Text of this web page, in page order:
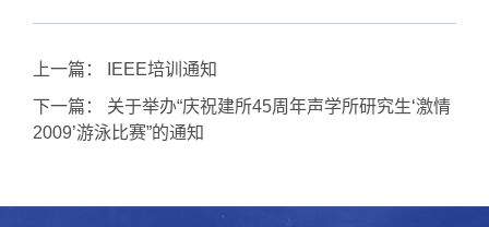
上一篇：
IEEE培训通知
下一篇：
关于举办“庆祝建所45周年声学所研究生‘激情
2009’游泳比赛”的通知